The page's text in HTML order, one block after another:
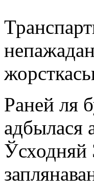
Раней ля
адбылася